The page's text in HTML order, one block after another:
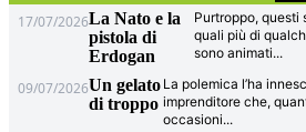
17/07/2026La Nato e la
pistola di
Erdogan
Purtroppo, questi
quali più di
sono animati...
09/07/2026Un gelato
di troppo
La polemica l’ha
imprenditore che,
occasioni...